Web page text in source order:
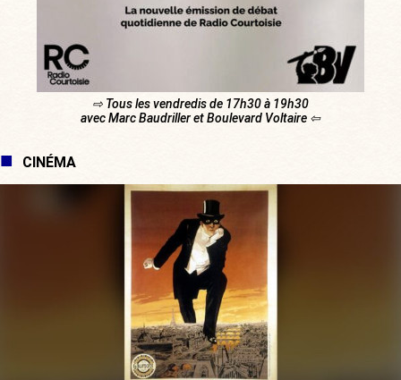
⇨ Tous les vendredis de 17h30 à 19h30
avec Marc Baudriller et Boulevard Voltaire ⇦
CINÉMA